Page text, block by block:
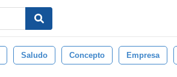
Saludo Concepto Empresa